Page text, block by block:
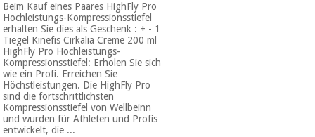
Beim Kauf eines Paares HighFly Pro
Hochleistungs-Kompressionsstiefel
erhalten Sie dies als Geschenk : + - 1
Tiegel Kinefis Cirkalia Creme 200 ml
HighFly Pro Hochleistungs-
Kompressionsstiefel: Erholen Sie sich
wie ein Profi. Erreichen Sie
Höchstleistungen. Die HighFly Pro
sind die fortschrittlichsten
Kompressionsstiefel von Wellbeinn
und wurden für Athleten und Profis
entwickelt, die ...